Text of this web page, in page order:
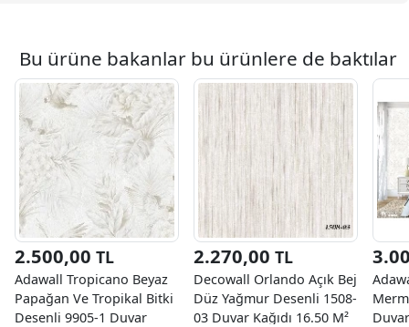
Bu ürüne bakanlar bu ürünlere de baktılar
2.500,00 TL
Adawall Tropicano Beyaz
Papağan Ve Tropikal Bitki
Desenli 9905-1 Duvar
2.270,00 TL
Decowall Orlando Açık Bej
Düz Yağmur Desenli 1508-
03 Duvar Kağıdı 16.50 M²